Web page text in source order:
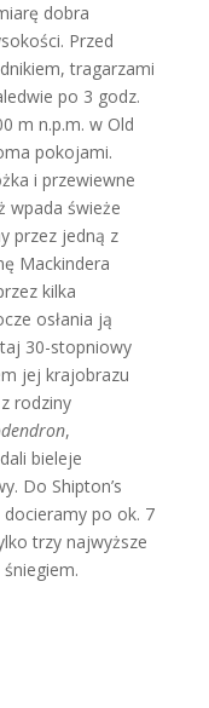
dobra
Przed
tragarzami
po 3 godz.
m n.p.m. w Old
pokojami.
i przewiewne
wpada świeże
przez jedną z
Mackindera
kilka
osłania ją
30-stopniowy
jej krajobrazu
rodziny
,
bieleje
Do Shipton’s
po ok. 7
trzy najwyższe